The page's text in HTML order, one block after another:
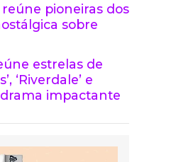
pioneiras dos
sobre
estrelas de
‘Riverdale’ e
drama impactante